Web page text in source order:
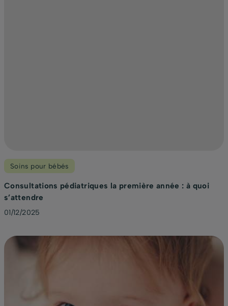
Soins pour bébés
Consultations pédiatriques la première année : à quoi
s’attendre
01/12/2025